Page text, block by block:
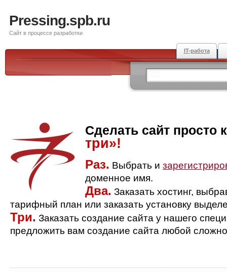
Pressing.spb.ru
Сайт в процессе разработки
IT-работа
Сделать сайт просто
три»!
Раз. Выбрать и
доменное имя.
Два. Заказать хостинг,
тарифный план или заказать установку
Три. Заказать создание сайта у нашего
предложить вам создание сайта любой